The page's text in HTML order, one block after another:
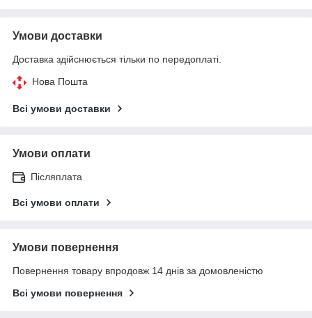
Умови доставки
Доставка здійснюється тільки по передоплаті.
Нова Пошта
Всі умови доставки
Умови оплати
Післяплата
Всі умови оплати
Умови повернення
Повернення товару впродовж 14 днів за домовленістю
Всі умови повернення